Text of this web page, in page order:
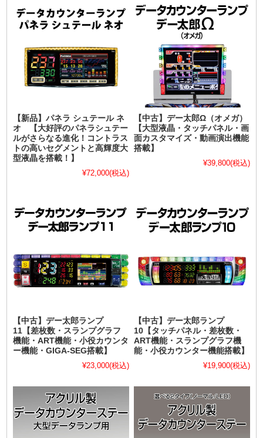
【新品】パネラ シュテール ネ
オ 【大好評のパネラシュテー
ルがさらなる進化！コントラス
トの高いセグメントと高輝度大
型液晶を搭載！】
¥72,000(税込)
【中古】デー太郎Ω（オメガ）
【大型液晶・タッチパネル・画
面カスタマイズ・動画演出機能
搭載】
¥39,800(税込)
【中古】デー太郎ランプ
11【差枚数・スランプグラフ
機能・ART機能・小役カウンタ
ー機能・GIGA-SEG搭載】
¥23,000(税込)
【中古】デー太郎ランプ
10【タッチパネル・差枚数・
ART機能・スランプグラフ機
能・小役カウンター機能搭載】
¥19,900(税込)